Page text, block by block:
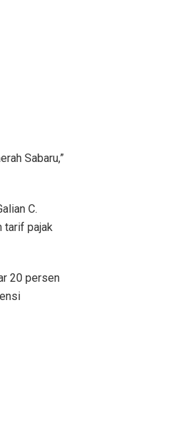
Sabaru,”
C.
tarif pajak
20 persen